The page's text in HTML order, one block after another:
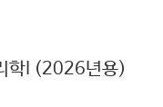
학I (2026년용)